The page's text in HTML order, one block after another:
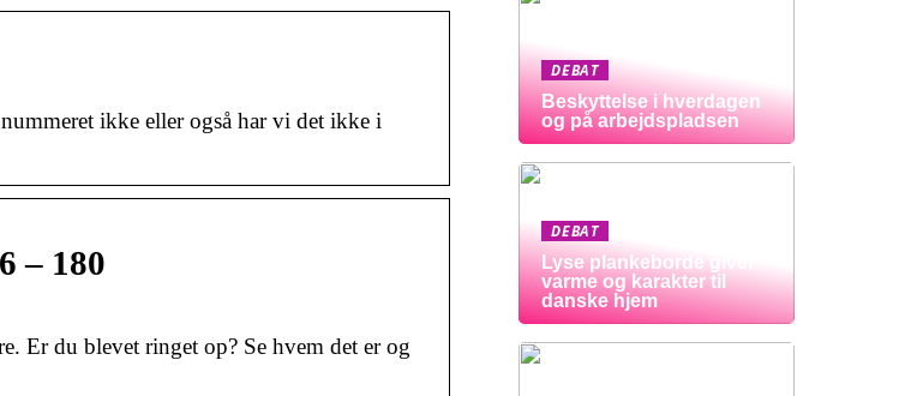
ikke eller også har vi det ikke i
– 180
Er du blevet ringet op? Se hvem det er og
DEBAT
Beskyttelse i hverdagen
og på arbejdspladsen
DEBAT
Lyse plankeborde giver
varme og karakter til
danske hjem